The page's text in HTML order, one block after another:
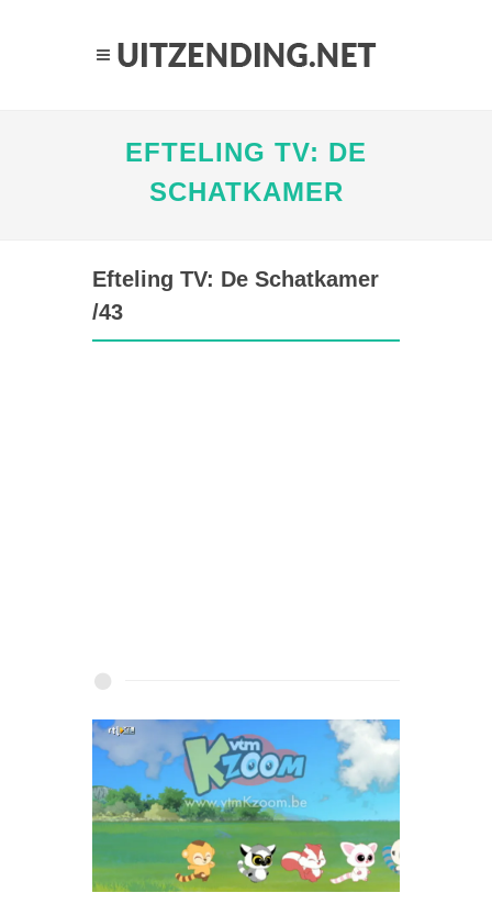
EFTELING TV: DE
SCHATKAMER
Efteling TV: De Schatkamer
/43